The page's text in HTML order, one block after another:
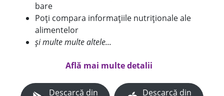
bare
Poți compara informațiile nutriționale ale
alimentelor
și multe multe altele...
Află mai multe detalii
Descarcă din
Descarcă din